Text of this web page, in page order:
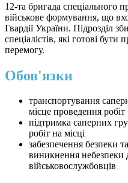
12-та бригада
військове формування, що
Гвардії України. Підрозділ
спеціалістів, які готові
перемогу.
Обов'язки
транспортування
місце проведення робіт
підтримка саперних
робіт на місці
забезпечення безпеки та
виникнення небезпеки
військовослужбовців